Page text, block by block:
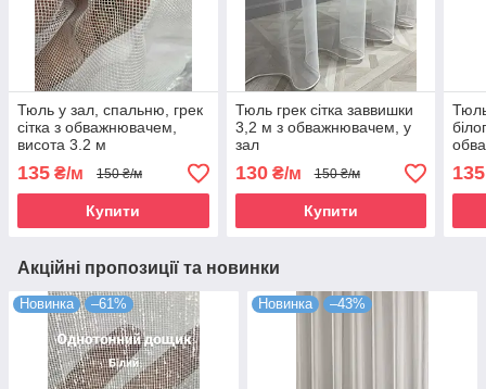
Тюль у зал, спальню, грек
сітка з обважнювачем,
висота 3.2 м
135 ₴/м 150 ₴/м
Купити
Тюль грек сітка заввишки
3,2 м з обважнювачем, у
зал
130₴/м 150 ₴/м
Купити
135
Акційні пропозиції та новинки
Новинка –61% Новинка –43%